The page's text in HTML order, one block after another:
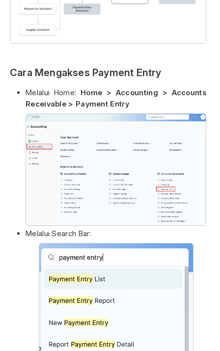
Cara Mengakses Payment Entry
Melalui Home: Home > Accounting > Accounts
Receivable > Payment Entry
Melalui Search Bar: